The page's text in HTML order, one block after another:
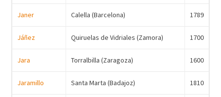
Janer Calella (Barcelona) 1789
Jáñez Quiruelas de Vidriales (Zamora) 1700
Jara Torralbilla (Zaragoza) 1600
Jaramillo Santa Marta (Badajoz) 1810